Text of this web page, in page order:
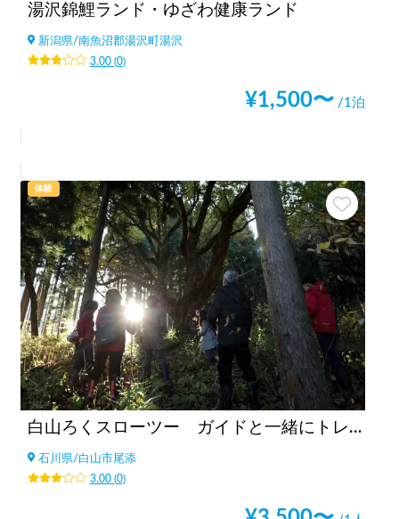
湯沢錦鯉ランド・ゆざわ健康ランド
新潟県/南魚沼郡湯沢町湯沢
3.00(0)
¥1,500〜 /1泊
体験
白山ろくスローツー ガイドと一緒にトレッキング
石川県/白山市尾添
3.00(0)